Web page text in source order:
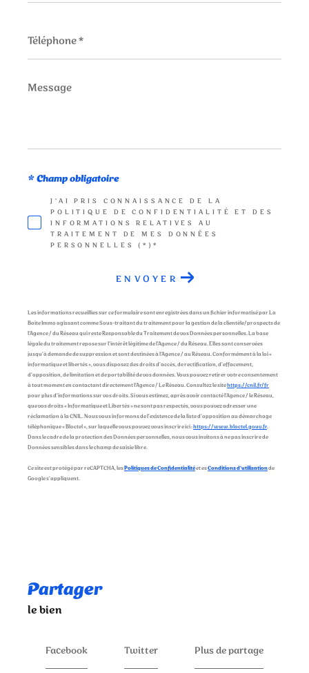
*
Message
J'AI PRIS CONNAISSANCE DE LA
POLITIQUE DE CONFIDENTIALITÉ ET DES
INFORMATIONS RELATIVES AU
TRAITEMENT DE MES DONNÉES
PERSONNELLES (*)*
* Champ obligatoire
ENVOYER
Les informations recueillies sur ce formulaire sont enregistrées dans un fichier informatisé par La
Boite Immo agissant comme Sous-traitant du traitement pour la gestion de la clientèle/prospects de
l'Agence / du Réseau qui reste Responsable du Traitement de vos Données personnelles. La base
légale du traitement repose sur l'intérêt légitime de l'Agence / du Réseau. Elles sont conservées
jusqu'à demande de suppression et sont destinées à l'Agence / au Réseau. Conformément à la loi «
informatique et libertés », vous disposez des droits d’accès, de rectification, d’effacement,
d’opposition, de limitation et de portabilité de vos données. Vous pouvez retirer votre consentement
à tout moment en contactant directement l’Agence / Le Réseau. Consultez le sitehttps://cnil.fr/fr
pour plus d’informations sur vos droits. Si vous estimez, après avoir contacté l'Agence / le Réseau,
que vos droits « Informatique et Libertés » ne sont pas respectés, vous pouvez adresser une
réclamation à la CNIL. Nous vous informons de l’existence de la liste d'opposition au démarchage
téléphonique « Bloctel », sur laquelle vous pouvez vous inscrire ici :https://www.bloctel.gouv.fr.
Dans le cadre de la protection des Données personnelles, nous vous invitons à ne pas inscrire de
Données sensibles dans le champ de saisie libre.
Ce site est protégé par reCAPTCHA, lesPolitiques de Confidentialitéet esConditions d'utilisationde
Google s'appliquent.
partager
le bien
Facebook Twitter Plus de partage